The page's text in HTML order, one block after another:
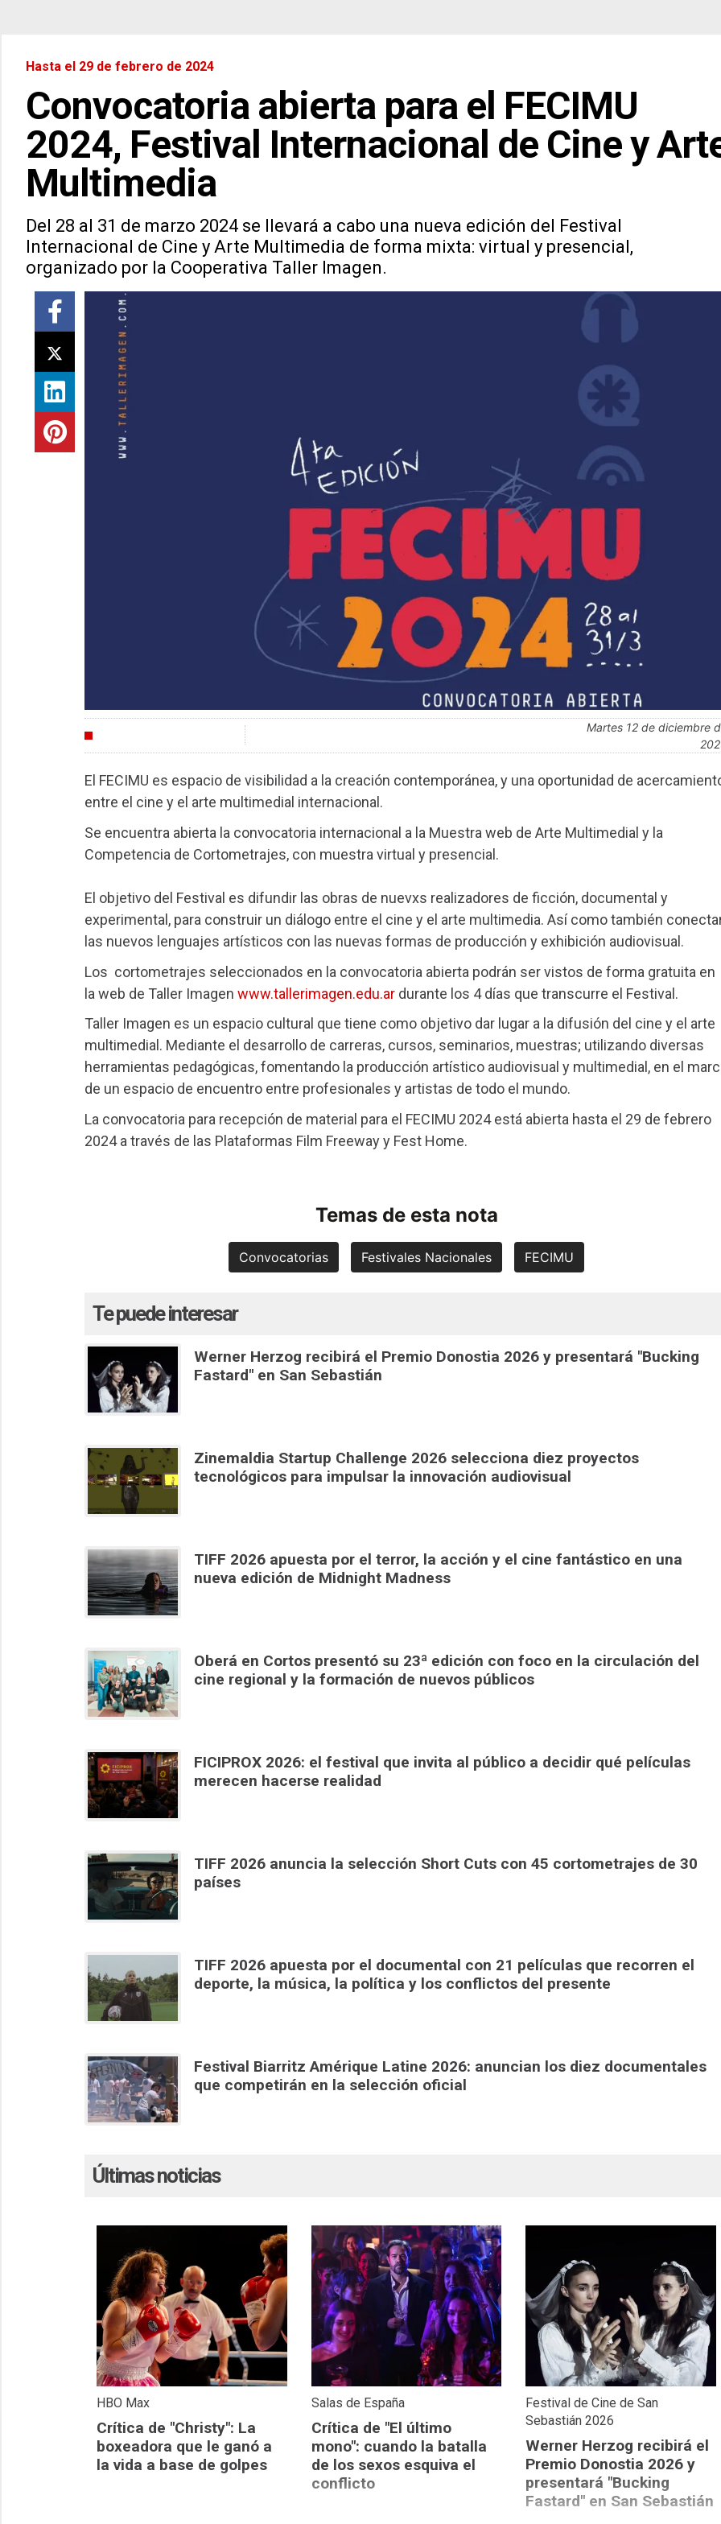
Hasta el 29 de febrero de 2024
Convocatoria abierta para el FECIMU
2024, Festival Internacional de Cine y
Multimedia
Del 28 al 31 de marzo 2024 se llevará a cabo una nueva edición del Festival
Internacional de Cine y Arte Multimedia de forma mixta: virtual y presencial,
organizado por la Cooperativa Taller Imagen.
martes 12 de diciembre de
El FECIMU es espacio de visibilidad a la creación contemporánea, y una oportunidad de
entre el cine y el arte multimedial internacional.
Se encuentra abierta la convocatoria internacional a la Muestra web de Arte Multimedial y la
Competencia de Cortometrajes, con muestra virtual y presencial.
El objetivo del Festival es difundir las obras de nuevxs realizadores de ficción, documental y
experimental, para construir un diálogo entre el cine y el arte multimedia. Así como también
las nuevos lenguajes artísticos con las nuevas formas de producción y exhibición audiovisual.
Los cortometrajes seleccionados en la convocatoria abierta podrán ser vistos de forma gratuita en
la web de Taller Imagen www.tallerimagen.edu.ardurante los 4 días que transcurre el Festival.
Taller Imagen es un espacio cultural que tiene como objetivo dar lugar a la difusión del cine y el arte
multimedial. Mediante el desarrollo de carreras, cursos, seminarios, muestras; utilizando diversas
herramientas pedagógicas, fomentando la producción artístico audiovisual y multimedial, en el
de un espacio de encuentro entre profesionales y artistas de todo el mundo.
La convocatoria para recepción de material para el FECIMU 2024 está abierta hasta el 29 de febrero
2024 a través de las Plataformas Film Freeway y Fest Home.
Temas de esta nota
Convocatorias Festivales Nacionales FECIMU
Te puede interesar
Werner Herzog recibirá el Premio Donostia 2026 y presentará "Bucking
Fastard" en San Sebastián
Zinemaldia Startup Challenge 2026 selecciona diez proyectos
tecnológicos para impulsar la innovación audiovisual
TIFF 2026 apuesta por el terror, la acción y el cine fantástico en una
nueva edición de Midnight Madness
Oberá en Cortos presentó su 23ª edición con foco en la circulación del
cine regional y la formación de nuevos públicos
FICIPROX 2026: el festival que invita al público a decidir qué películas
merecen hacerse realidad
TIFF 2026 anuncia la selección Short Cuts con 45 cortometrajes de 30
países
TIFF 2026 apuesta por el documental con 21 películas que recorren el
deporte, la música, la política y los conflictos del presente
Festival Biarritz Amérique Latine 2026: anuncian los diez documentales
que competirán en la selección oficial
Últimas noticias
HBO Max
Crítica de "Christy": La
boxeadora que le ganó a
la vida a base de golpes
Salas de España
Crítica de "El último
mono": cuando la batalla
de los sexos esquiva el
conflicto
Festival de Cine de San
Sebastián 2026
Werner Herzog recibirá el
Premio Donostia 2026 y
presentará "Bucking
Fastard" en San Sebastián